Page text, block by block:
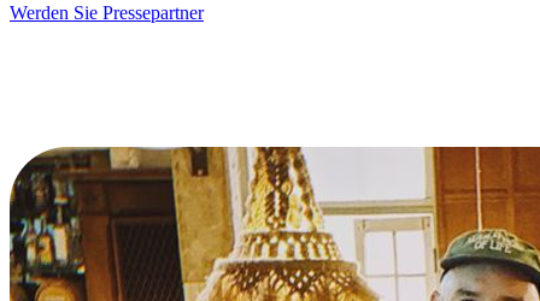
Werden Sie Pressepartner